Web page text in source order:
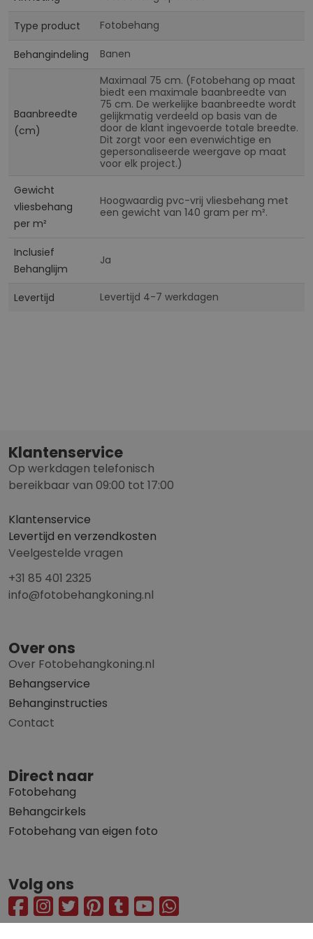
Type product Fotobehang
Behangindeling Banen
Baanbreedte
(cm)
Maximaal 75 cm. (Fotobehang op maat
biedt een maximale baanbreedte van
75 cm. De werkelijke baanbreedte wordt
gelijkmatig verdeeld op basis van de
door de klant ingevoerde totale breedte.
Dit zorgt voor een evenwichtige en
gepersonaliseerde weergave op maat
voor elk project.)
Gewicht
vliesbehang
per m²
Hoogwaardig pvc-vrij vliesbehang met
een gewicht van 140 gram per m².
Inclusief
Behanglijm
Ja
Levertijd Levertijd 4-7 werkdagen
Klantenservice
Op werkdagen telefonisch
bereikbaar van 09:00 tot 17:00
Klantenservice
Levertijd en verzendkosten
Veelgestelde vragen
+31 85 401 2325
info@fotobehangkoning.nl
Over ons
Over Fotobehangkoning.nl
Behangservice
Behanginstructies
Contact
Direct naar
Fotobehang
Behangcirkels
Fotobehang van eigen foto
Volg ons